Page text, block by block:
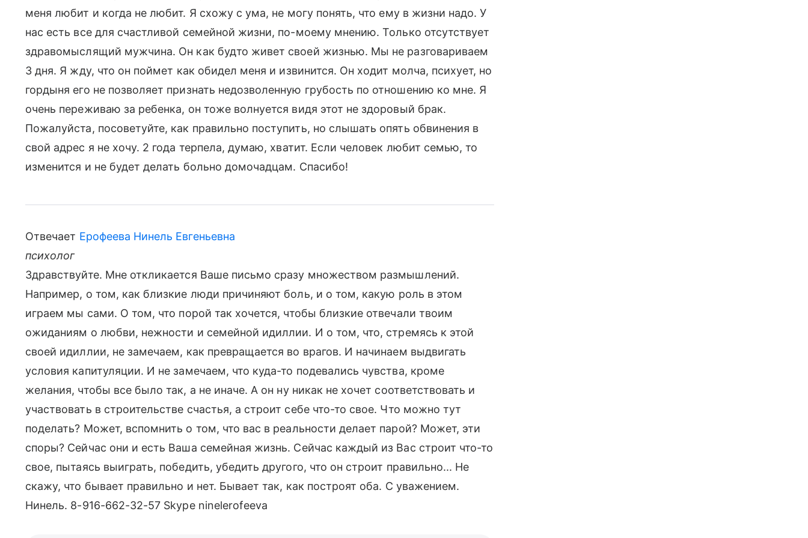
меня любит и когда не любит. Я схожу с ума, не могу понять, что ему в жизни надо. У
нас есть все для счастливой семейной жизни, по-моему мнению. Только отсутствует
здравомыслящий мужчина. Он как будто живет своей жизнью. Мы не разговариваем
3 дня. Я жду, что он поймет как обидел меня и извинится. Он ходит молча, психует, но
гордыня его не позволяет признать недозволенную грубость по отношению ко мне. Я
очень переживаю за ребенка, он тоже волнуется видя этот не здоровый брак.
Пожалуйста, посоветуйте, как правильно поступить, но слышать опять обвинения в
свой адрес я не хочу. 2 года терпела, думаю, хватит. Если человек любит семью, то
изменится и не будет делать больно домочадцам. Спасибо!
Отвечает Ерофеева Нинель Евгеньевна
психолог
Здравствуйте. Мне откликается Ваше письмо сразу множеством размышлений.
Например, о том, как близкие люди причиняют боль, и о том, какую роль в этом
играем мы сами. О том, что порой так хочется, чтобы близкие отвечали твоим
ожиданиям о любви, нежности и семейной идиллии. И о том, что, стремясь к этой
своей идиллии, не замечаем, как превращается во врагов. И начинаем выдвигать
условия капитуляции. И не замечаем, что куда-то подевались чувства, кроме
желания, чтобы все было так, а не иначе. А он ну никак не хочет соответствовать и
участвовать в строительстве счастья, а строит себе что-то свое. Что можно тут
поделать? Может, вспомнить о том, что вас в реальности делает парой? Может, эти
споры? Сейчас они и есть Ваша семейная жизнь. Сейчас каждый из Вас строит что-то
свое, пытаясь выиграть, победить, убедить другого, что он строит правильно... Не
скажу, что бывает правильно и нет. Бывает так, как построят оба. С уважением.
Нинель. 8-916-662-32-57 Skype ninelerofeeva